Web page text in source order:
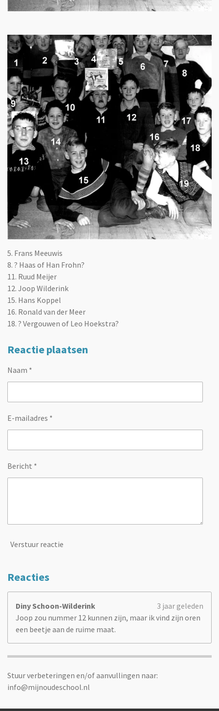
5. Frans Meeuwis
8. ? Haas of Han Frohn?
11. Ruud Meijer
12. Joop Wilderink
15. Hans Koppel
16. Ronald van der Meer
18. ? Vergouwen of Leo Hoekstra?
Reactie plaatsen
Naam *
E-mailadres *
Bericht *
Verstuur reactie
Reacties
Diny Schoon-Wilderink
3 jaar geleden
Joop zou nummer 12 kunnen zijn, maar ik vind zijn oren
een beetje aan de ruime maat.
Stuur verbeteringen en/of aanvullingen naar:
info@mijnoudeschool.nl